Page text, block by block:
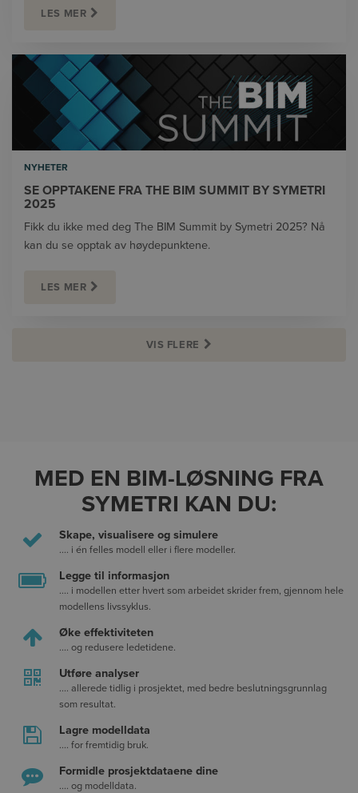
LES MER
NYHETER
SE OPPTAKENE FRA THE BIM SUMMIT BY SYMETRI
2025
Fikk du ikke med deg The BIM Summit by Symetri 2025? Nå
kan du se opptak av høydepunktene.
LES MER
VIS FLERE
MED EN BIM-LØSNING FRA
SYMETRI KAN DU:
Skape, visualisere og simulere
.... i én felles modell eller i flere modeller.
Legge til informasjon
.... i modellen etter hvert som arbeidet skrider frem, gjennom hele
modellens livssyklus.
Øke effektiviteten
.... og redusere ledetidene.
Utføre analyser
.... allerede tidlig i prosjektet, med bedre beslutningsgrunnlag
som resultat.
Lagre modelldata
.... for fremtidig bruk.
Formidle prosjektdataene dine
.... og modelldata.